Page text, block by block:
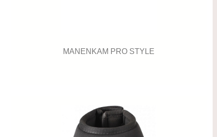
MANENKAM PRO STYLE